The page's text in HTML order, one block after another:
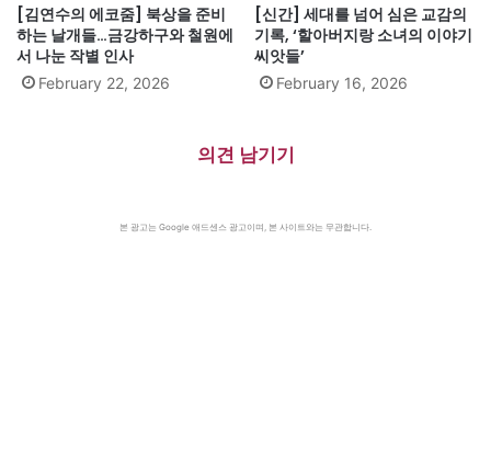
[김연수의 에코줌] 북상을 준비
하는 날개들…금강하구와 철원에
서 나눈 작별 인사
February 22, 2026
[신간] 세대를 넘어 심은 교감의
기록, ‘할아버지랑 소녀의 이야기
씨앗들’
February 16, 2026
의견 남기기
본 광고는 Google 애드센스 광고이며, 본 사이트와는 무관합니다.